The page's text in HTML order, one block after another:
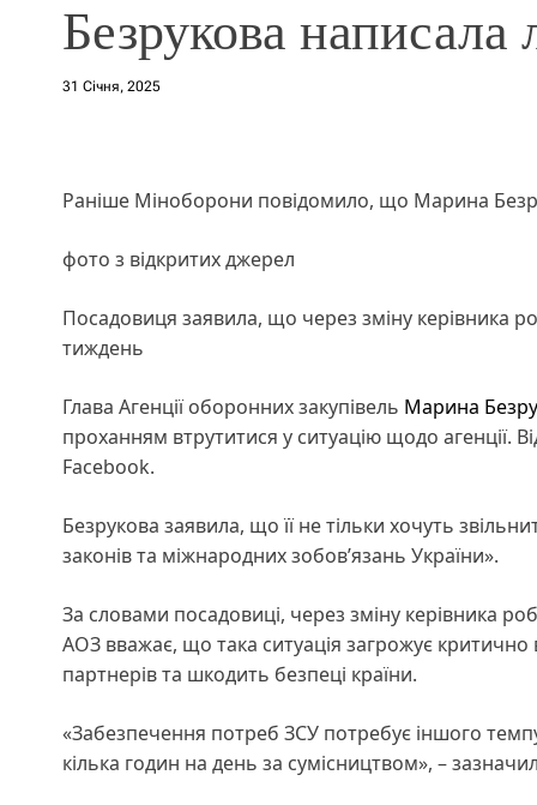
Безрукова написала
31 Січня, 2025
Раніше Міноборони повідомило, що Марина
фото з відкритих джерел
Посадовиця заявила, що через зміну керівника
тиждень
Глава Агенції оборонних закупівель Марина
проханням втрутитися у ситуацію щодо агенції.
Facebook.
Безрукова заявила, що її не тільки хочуть
законів та міжнародних зобов’язань України».
За словами посадовиці, через зміну керівника
АОЗ вважає, що така ситуація загрожує
партнерів та шкодить безпеці країни.
«Забезпечення потреб ЗСУ потребує іншого
кілька годин на день за сумісництвом», –